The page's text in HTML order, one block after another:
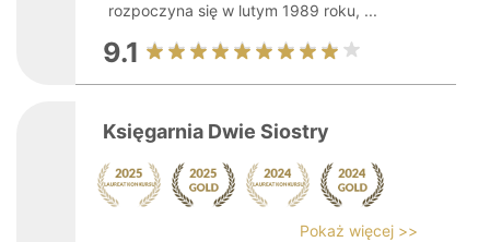
rozpoczyna się w lutym 1989 roku, ...
9.1
Księgarnia Dwie Siostry
Pokaż więcej >>